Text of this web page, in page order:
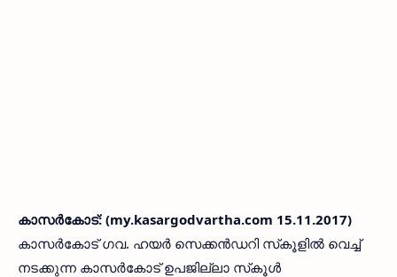
കാസര്‍കോട്: (my.kasargodvartha.com 15.11.2017)
കാസര്‍കോട് ഗവ. ഹയര്‍ സെക്കന്‍ഡറി സ്‌കൂളില്‍ വെച്ച്
നടക്കുന്ന കാസര്‍കോട് ഉപജില്ലാ സ്‌കൂള്‍